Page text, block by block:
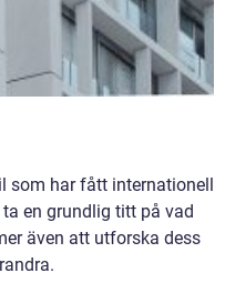
som har fått internationell
en grundlig titt på vad
även att utforska dess